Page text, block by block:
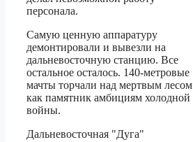
персонала.
Самую ценную аппаратуру
демонтировали и вывезли на
дальневосточную станцию. Все
остальное осталось. 140-метровые
мачты торчали над мертвым лесом
как памятник амбициям холодной
войны.
Дальневосточная "Дуга"